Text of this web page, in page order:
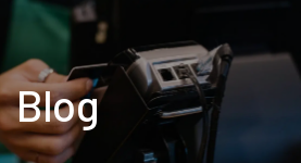
Blog